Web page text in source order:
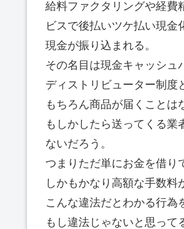
給料ファクタリングや経費
ビスで後払いツケ払い現
現金が振り込まれる。
その名目は現金キャッシュ
ディストリビューター制度
もちろん商品が届くことは
もしかしたら送ってくる業
ないだろう。
つまりただ単にお金を借り
しかもかなり高額な手数料
こんな違法だとわかる行為
もし違法じゃないと思って